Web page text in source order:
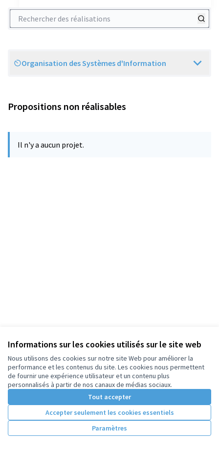
Informations sur les cookies utilisés sur le site web
Nous utilisons des cookies sur notre site Web pour améliorer la
performance et les contenus du site. Les cookies nous permettent
de fournir une expérience utilisateur et un contenu plus
personnalisés à partir de nos canaux de médias sociaux.
Tout accepter
Accepter seulement les cookies essentiels
Paramètres
Rechercher des réalisations
Scope
Organisation des Systèmes d'Information
Propositions non réalisables
Il n'y a aucun projet.